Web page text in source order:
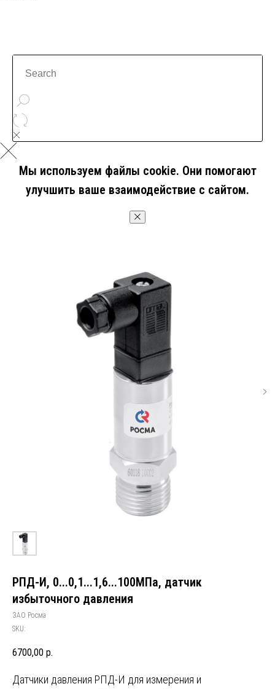
Мы используем файлы cookie. Они помогают
улучшить ваше взаимодействие с сайтом.
РПД-И, 0...0,1...1,6...100МПа, датчик
избыточного давления
ЗАО Росма
SKU:
6700,00 р.
Датчики давления РПД-И для измерения и